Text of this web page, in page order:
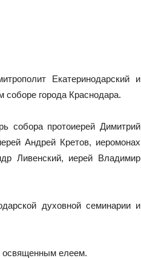
Екатеринодарский и
города Краснодара.
собора протоиерей Димитрий
Андрей Кретов, иеромонах
Ливенский, иерей Владимир
духовной семинарии и
освященным елеем.